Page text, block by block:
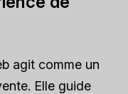
agit comme un
Elle guide